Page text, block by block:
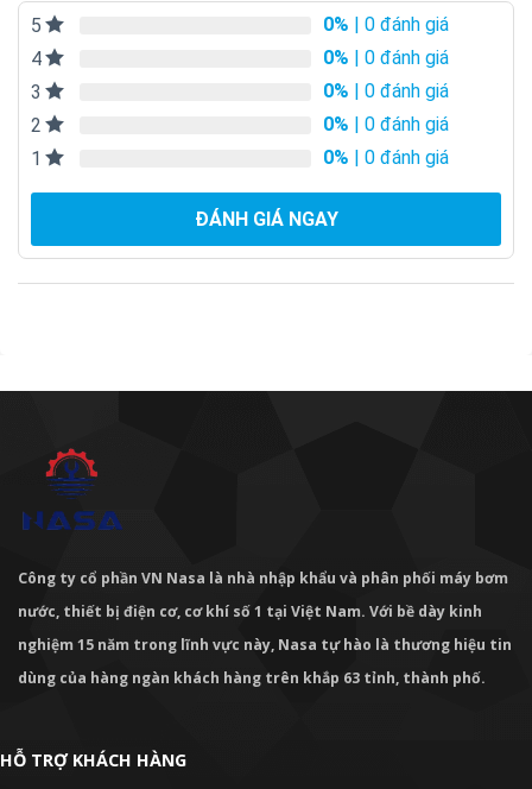
5 0% | 0 đánh giá
4
0% | 0 đánh giá
3
0% | 0 đánh giá
2
0% | 0 đánh giá
1
0% | 0 đánh giá
ĐÁNH GIÁ NGAY
Công ty cổ phần VN Nasa là nhà nhập khẩu và phân phối máy bơm
nước, thiết bị điện cơ, cơ khí số 1 tại Việt Nam. Với bề dày kinh
nghiệm 15 năm trong lĩnh vực này, Nasa tự hào là thương hiệu tin
dùng của hàng ngàn khách hàng trên khắp 63 tỉnh, thành phố.
HỖ TRỢ KHÁCH HÀNG